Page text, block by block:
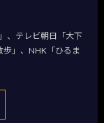
、テレビ朝日「大下
」、NHK「ひるま